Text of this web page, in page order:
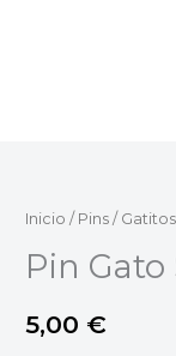
Inicio / Pins / Gatitos
Pin
5,00 €
Saturno